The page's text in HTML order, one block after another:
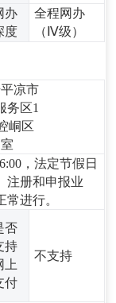
办
度
全程网办
（Ⅳ级）
凉市
务区1
峒区
，法定节假日
注册和申报业
进行。
否
持
上
付
不支持